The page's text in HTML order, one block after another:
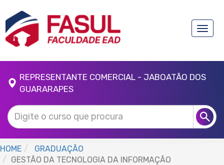
Toggle
REPRESENTANTE COMERCIAL - JABOATÃO DOS
GUARARAPES
HOME
GRADUAÇÃO
GESTÃO DA TECNOLOGIA DA INFORMAÇÃO